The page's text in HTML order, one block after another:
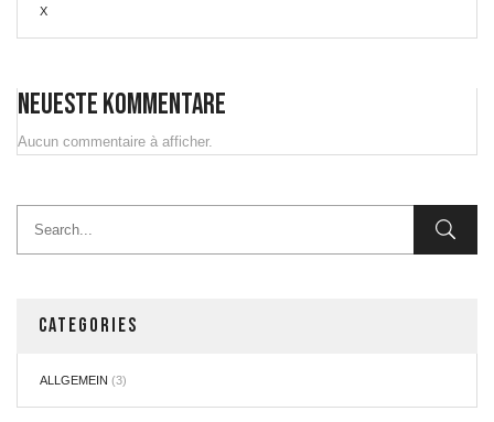
X
Neueste Kommentare
Aucun commentaire à afficher.
CATEGORIES
ALLGEMEIN (3)